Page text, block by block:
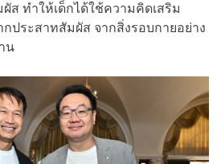
ส ทำให้เด็กได้ใช้ความคิดเสริม
ประสาทสัมผัส จากสิ่งรอบกายอย่าง
น